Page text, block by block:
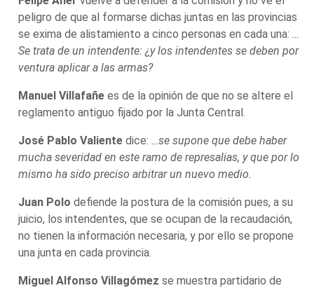
peligro de que al formarse dichas juntas en las provincias
se exima de alistamiento a cinco personas en cada una:…
Se trata de un intendente: ¿y los intendentes se deben por
ventura aplicar a las armas?
Manuel Villafañe es de la opinión de que no se altere el
reglamento antiguo fijado por la Junta Central.
José Pablo Valiente dice:…se supone que debe haber
mucha severidad en este ramo de represalias, y que por lo
mismo ha sido preciso arbitrar un nuevo medio.
Juan Polo defiende la postura de la comisión pues, a su
juicio, los intendentes, que se ocupan de la recaudación,
no tienen la información necesaria, y por ello se propone
una junta en cada provincia.
Miguel Alfonso Villagómez se muestra partidario de